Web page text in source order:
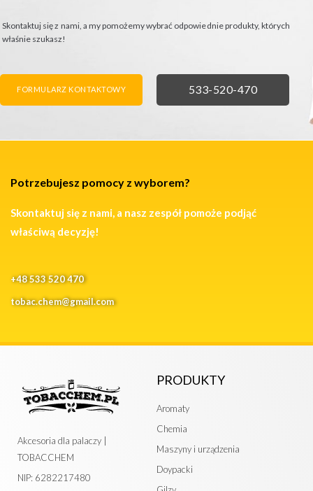
Skontaktuj się z nami, a my pomożemy wybrać odpowiednie produkty, których
właśnie szukasz!
FORMULARZ KONTAKTOWY 533-520-470
Potrzebujesz pomocy z wyborem?
Skontaktuj się z nami, a nasz zespół pomoże podjąć
właściwą decyzję!
+48 533 520 470
tobac.chem@gmail.com
Akcesoria dla palaczy |
TOBACCHEM
NIP: 6282217480
PRODUKTY
Aromaty
Chemia
Maszyny i urządzenia
Doypacki